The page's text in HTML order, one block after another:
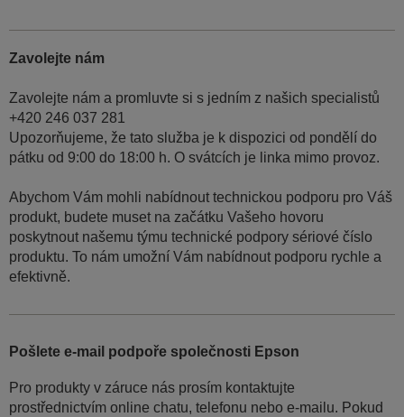
Zavolejte nám
Zavolejte nám a promluvte si s jedním z našich specialistů
+420 246 037 281
Upozorňujeme, že tato služba je k dispozici od pondělí do
pátku od 9:00 do 18:00 h. O svátcích je linka mimo provoz.
Abychom Vám mohli nabídnout technickou podporu pro Váš
produkt, budete muset na začátku Vašeho hovoru
poskytnout našemu týmu technické podpory sériové číslo
produktu. To nám umožní Vám nabídnout podporu rychle a
efektivně.
Pošlete e-mail podpoře společnosti Epson
Pro produkty v záruce nás prosím kontaktujte
prostřednictvím online chatu, telefonu nebo e-mailu. Pokud